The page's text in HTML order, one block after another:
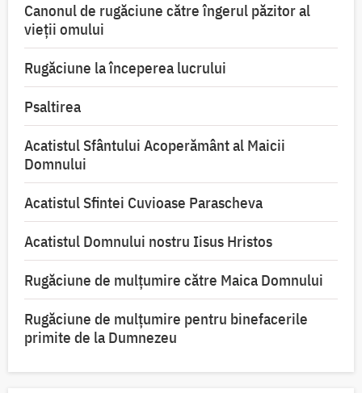
Canonul de rugăciune către îngerul păzitor al
vieții omului
Rugăciune la începerea lucrului
Psaltirea
Acatistul Sfântului Acoperământ al Maicii
Domnului
Acatistul Sfintei Cuvioase Parascheva
Acatistul Domnului nostru Iisus Hristos
Rugăciune de mulţumire către Maica Domnului
Rugăciune de mulțumire pentru binefacerile
primite de la Dumnezeu